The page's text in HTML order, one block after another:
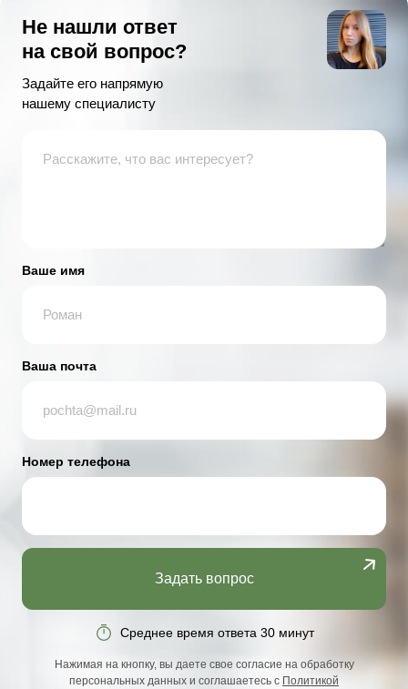
Не нашли ответ
на свой вопрос?
Задайте его напрямую
нашему специалисту
Ваше имя
Ваша почта
Номер телефона
Задать вопрос
Среднее время ответа 30 минут
Нажимая на кнопку, вы даете свое согласие на обработку
персональных данных и соглашаетесь с Политикой